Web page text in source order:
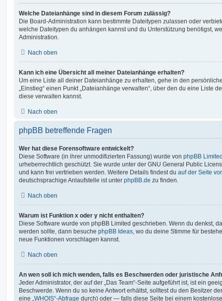
Welche Dateianhänge sind in diesem Forum zulässig?
Die Board-Administration kann bestimmte Dateitypen zulassen oder
welche Dateitypen du anhängen kannst und du Unterstützung benötigst,
Administration.
Nach oben
Kann ich eine Übersicht all meiner Dateianhänge erhalten?
Um eine Liste all deiner Dateianhänge zu erhalten, gehe in den
„Einstieg“ einen Punkt „Dateianhänge verwalten“, über den du eine Liste
diese verwalten kannst.
Nach oben
phpBB betreffende Fragen
Wer hat diese Forensoftware entwickelt?
Diese Software (in ihrer unmodifizierten Fassung) wurde von phpBB
urheberrechtlich geschützt. Sie wurde unter der GNU General Public
und kann frei vertrieben werden. Weitere Details findest du auf der Seite
deutschsprachige Anlaufstelle ist unter phpBB.de zu finden.
Nach oben
Warum ist Funktion x oder y nicht enthalten?
Diese Software wurde von phpBB Limited geschrieben. Wenn du denkst,
werden sollte, dann besuche phpBB Ideas , wo du deine Stimme für
neue Funktionen vorschlagen kannst.
Nach oben
An wen soll ich mich wenden, falls es Beschwerden oder juristische
Jeder Administrator, der auf der „Das Team“-Seite aufgeführt ist, ist ein
Beschwerde. Wenn du so keine Antwort erhältst, solltest du den Besitzer
eine „WHOIS“-Abfrage durch) oder — falls diese Seite bei einem